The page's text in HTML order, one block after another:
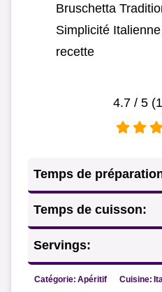
Bruschetta
Simplicité
recette
4.7/ 5 (
Temps de
Temps de cuisson:
Servings:
Catégorie: Apéritif Cuisine: